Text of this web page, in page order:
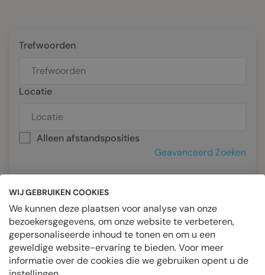
Trefwoorden
Locatie
Alleen afstandsposities
Geavanceerd Zoeken
Stage Tijdelijk
Zoeken afgerond. 0 overeenkomende records gevonden.
Herstel
RSS Melding toevoegen
WIJ GEBRUIKEN COOKIES
We kunnen deze plaatsen voor analyse van onze
bezoekersgegevens, om onze website te verbeteren,
gepersonaliseerde inhoud te tonen en om u een
geweldige website-ervaring te bieden. Voor meer
informatie over de cookies die we gebruiken opent u de